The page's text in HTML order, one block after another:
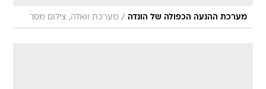
מערכת ההנעה הכפולה של הונדה / מערכת וואלה, צילום מסך